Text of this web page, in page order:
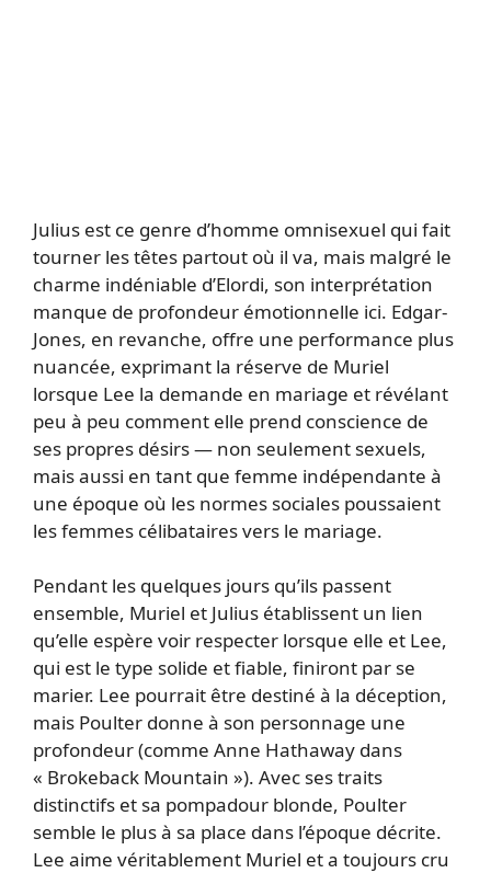
Julius est ce genre d’homme omnisexuel qui fait
tourner les têtes partout où il va, mais malgré le
charme indéniable d’Elordi, son interprétation
manque de profondeur émotionnelle ici. Edgar-
Jones, en revanche, offre une performance plus
nuancée, exprimant la réserve de Muriel
lorsque Lee la demande en mariage et révélant
peu à peu comment elle prend conscience de
ses propres désirs — non seulement sexuels,
mais aussi en tant que femme indépendante à
une époque où les normes sociales poussaient
les femmes célibataires vers le mariage.
Pendant les quelques jours qu’ils passent
ensemble, Muriel et Julius établissent un lien
qu’elle espère voir respecter lorsque elle et Lee,
qui est le type solide et fiable, finiront par se
marier. Lee pourrait être destiné à la déception,
mais Poulter donne à son personnage une
profondeur (comme Anne Hathaway dans
« Brokeback Mountain »). Avec ses traits
distinctifs et sa pompadour blonde, Poulter
semble le plus à sa place dans l’époque décrite.
Lee aime véritablement Muriel et a toujours cru